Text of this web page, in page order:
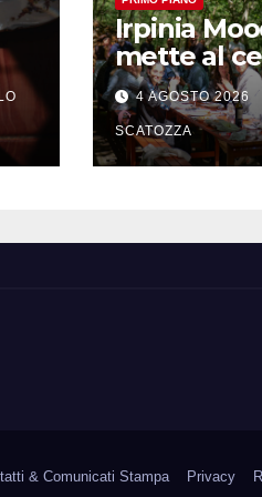
Irpinia
mette al
una
cibo
4 AGOSTO 2026
SCATOZZA
& Comunicati Stampa Privacy